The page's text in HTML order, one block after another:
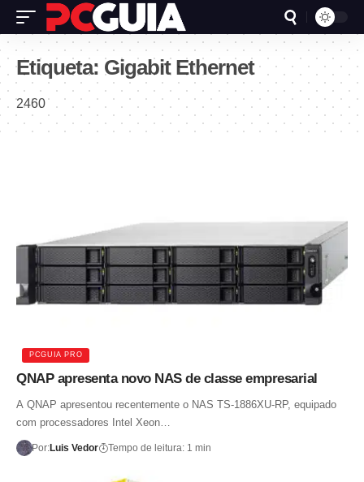
Etiqueta: Gigabit Ethernet
2460
PCGUIA PRO
QNAP apresenta novo NAS de classe empresarial
A QNAP apresentou recentemente o NAS TS-1886XU-RP, equipado
com processadores Intel Xeon…
Por:Luis Vedor Tempo de leitura: 1 min